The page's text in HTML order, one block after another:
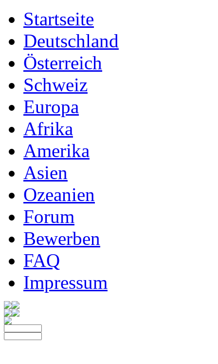
Startseite
Deutschland
Österreich
Schweiz
Europa
Afrika
Amerika
Asien
Ozeanien
Forum
Bewerben
FAQ
Impressum